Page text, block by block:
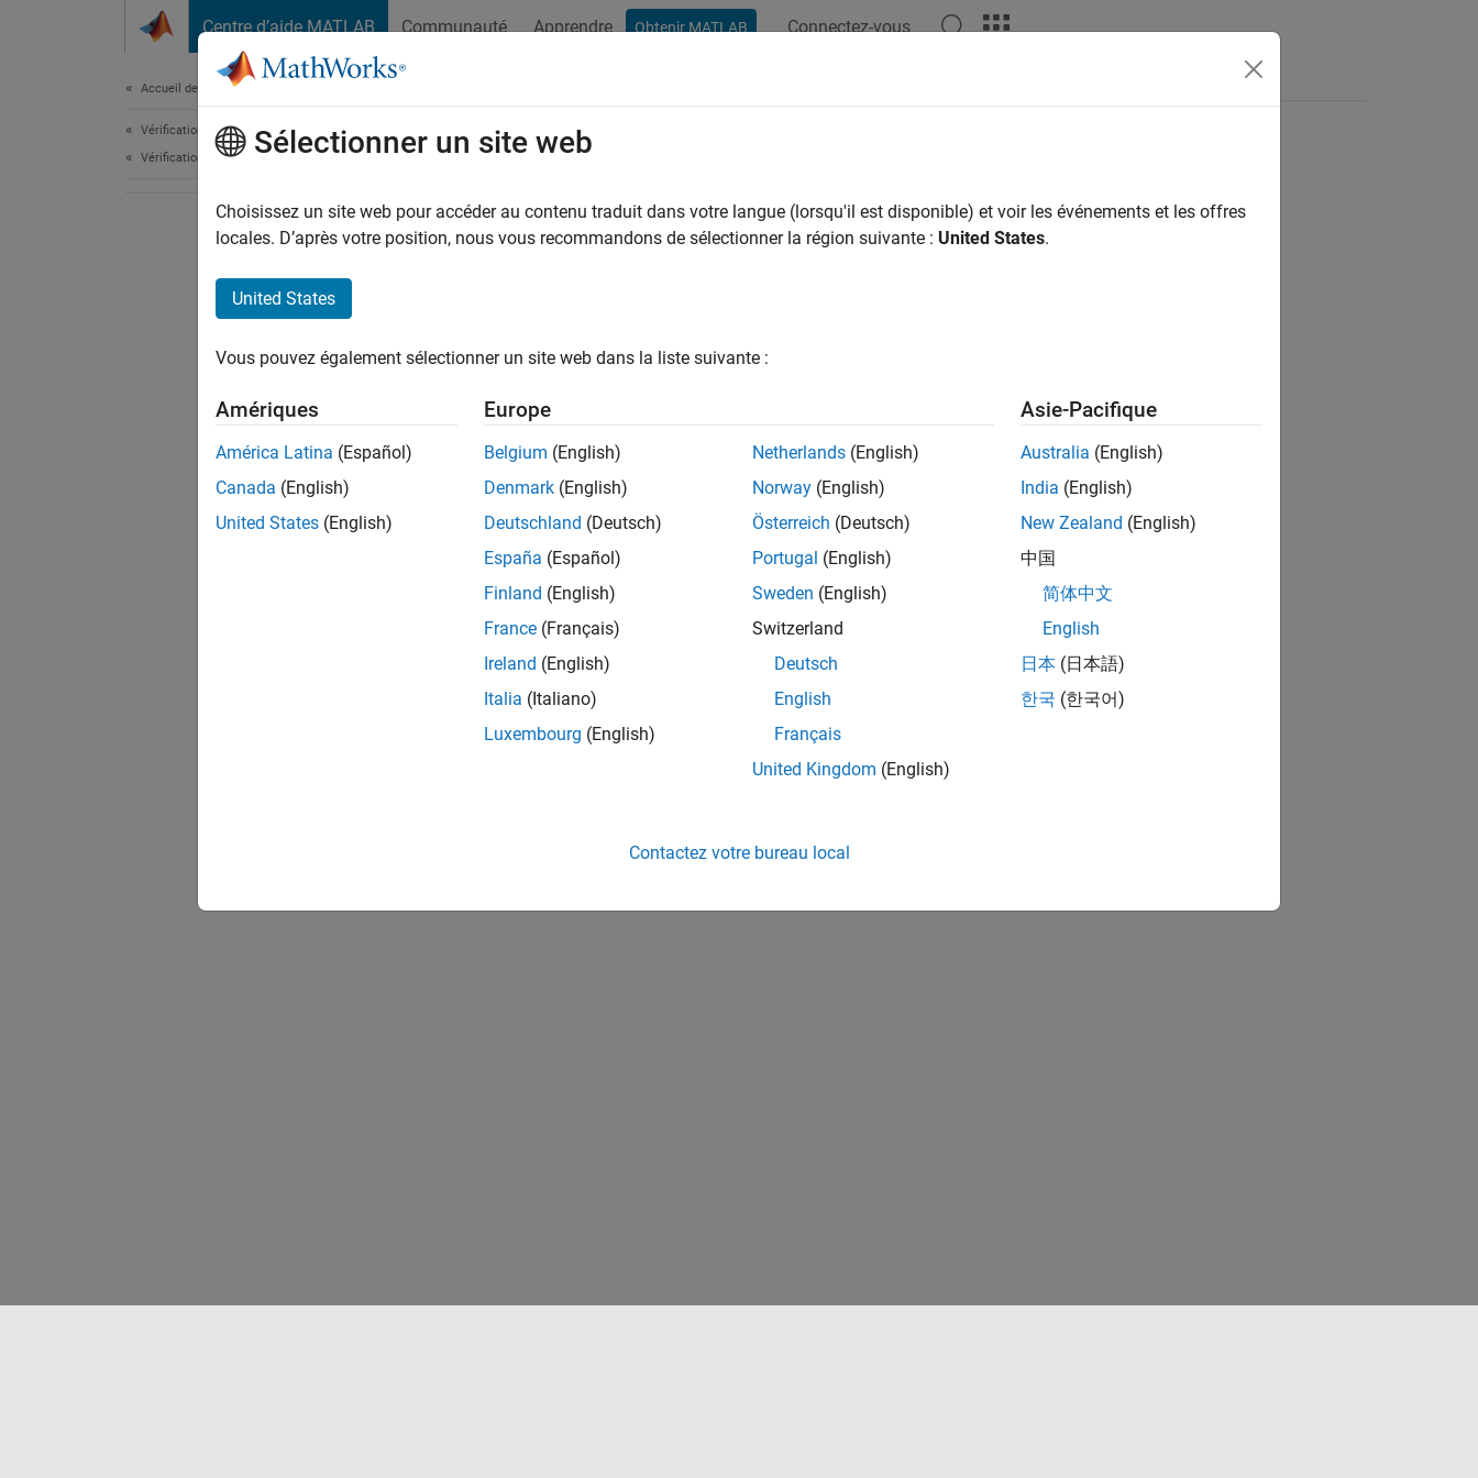
Centre d’aide MATLAB Communauté Apprendre Obtenir MATLAB Connectez-vous
Accueil de la documentation
Vérification, validation et test
Vérification de code
How useful was this information?
Sélectionner un site web
Choisissez un site web pour accéder au contenu traduit dans votre langue (lorsqu'il est disponible) et voir les événements et les offres
locales. D’après votre position, nous vous recommandons de sélectionner la région suivante : United States.
United States
Vous pouvez également sélectionner un site web dans la liste suivante :
Amériques
América Latina (Español)
Canada (English)
United States (English)
Europe
Belgium (English)
Denmark (English)
Deutschland (Deutsch)
España (Español)
Finland (English)
France (Français)
Ireland (English)
Italia (Italiano)
Luxembourg (English)
Netherlands (English)
Norway (English)
Österreich (Deutsch)
Portugal (English)
Sweden (English)
Switzerland
Deutsch
English
Français
United Kingdom (English)
Asie-Pacifique
Australia (English)
India (English)
New Zealand (English)
中国
简体中文
English
日本 (日本語)
한국 (한국어)
Contactez votre bureau local